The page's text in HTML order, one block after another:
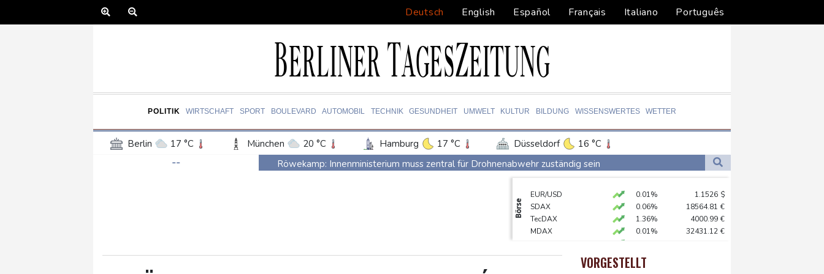
Deutsch English Español Français Italiano Português
POLITIK WIRTSCHAFT SPORT BOULEVARD AUTOMOBIL TECHNIK GESUNDHEIT UMWELT KULTUR BILDUNG WISSENSWERTES WETTER
Berlin 17 °C München 20 °C Hamburg 17 °C Düsseldorf
16 °C
Frankfurt am Main
Potsdam 18 °C Leipzig 17 °C Dortmund
Bremen
Wien
--
Röwekamp: Innenministerium muss zentral für Drohnenabwehr zuständig sein
Erdogan reist zu Dreier-Gipfel mit Pakistan nach Saudi-Arabien
58 Soldaten im Jemen bei Huthi-Angriffen getötet - Regierung kündigt Vergeltung an
Jemen: 38 Soldaten bei Huthi-Angriffen getötet - Regierung kündigt Vergeltung an
Börse
EUR/USD 0.01% 1.1526 $
SDAX
0.06% 18564.81 €
TecDAX
1.36% 4000.99 €
MDAX
0.01% 32431.12 €
Euro STOXX 50
0.39%
0.1%
VORGESTELLT